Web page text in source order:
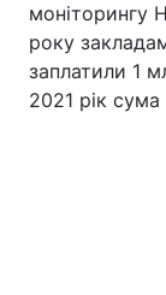
моніторингу
року
заплатили 1
2021 рік